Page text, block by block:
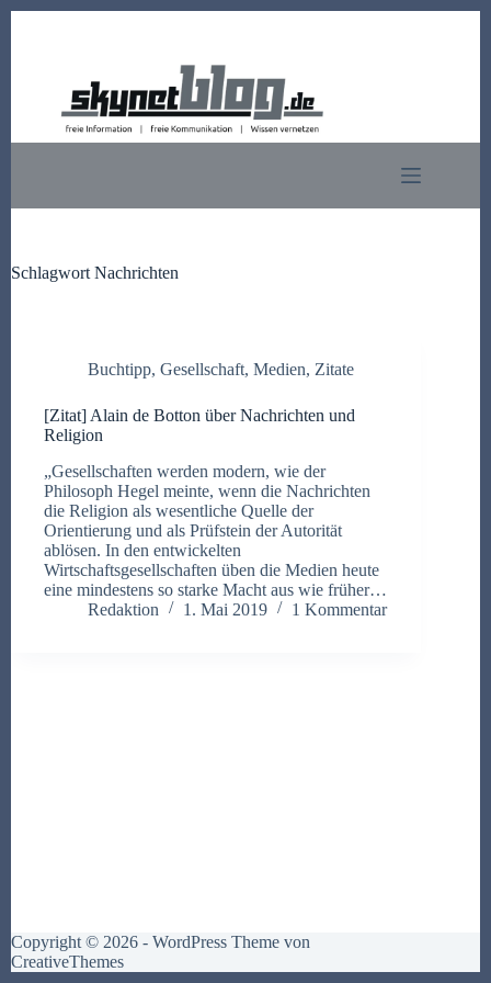
Schlagwort Nachrichten
Buchtipp, Gesellschaft, Medien, Zitate
[Zitat] Alain de Botton über Nachrichten und
Religion
„Gesellschaften werden modern, wie der
Philosoph Hegel meinte, wenn die Nachrichten
die Religion als wesentliche Quelle der
Orientierung und als Prüfstein der Autorität
ablösen. In den entwickelten
Wirtschaftsgesellschaften üben die Medien heute
eine mindestens so starke Macht aus wie früher…
Redaktion
1. Mai 2019 1 Kommentar
Copyright © 2026 - WordPress Theme von
CreativeThemes